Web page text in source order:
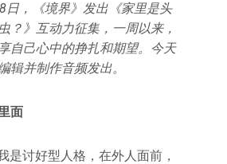
日，《境界》发出《家里是头
？》互动力征集，一周以来，
自己心中的挣扎和期望。今天
辑并制作音频发出。
面
是讨好型人格，在外人面前，